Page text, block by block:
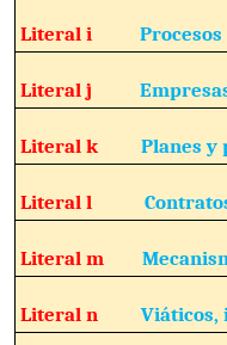
Literal i
Literal j
Literal kPlanes y
Literal l
Literal m
Literal nViáticos,